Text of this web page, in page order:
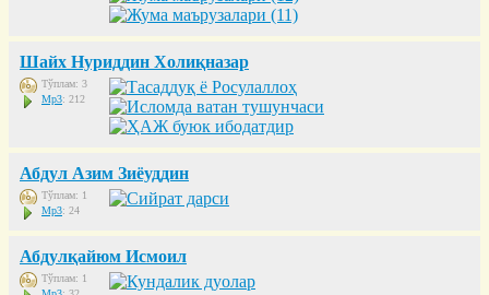
Шайх Нуриддин Холиқназар
Тўплам: 3
Mp3: 212
Абдул Азим Зиёуддин
Тўплам: 1
Mp3: 24
Абдулқайюм Исмоил
Тўплам: 1